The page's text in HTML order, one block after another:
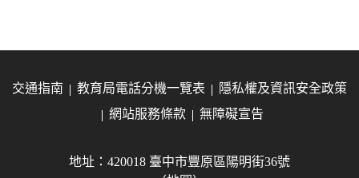
交通指南 教育局電話分機一覽表
隱私權及資訊安全政策
網站服務條款
無障礙宣告
地址：420018 臺中市豐原區陽明街36號